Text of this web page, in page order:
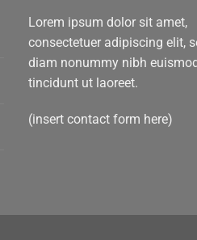
Lorem ipsum dolor sit amet,
consectetuer adipiscing elit,
diam nonummy nibh
tincidunt ut laoreet.
(insert contact form here)